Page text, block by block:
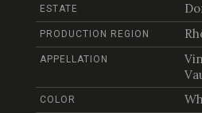
ESTATE
PRODUCTION REGION
APPELLATION
COLOR